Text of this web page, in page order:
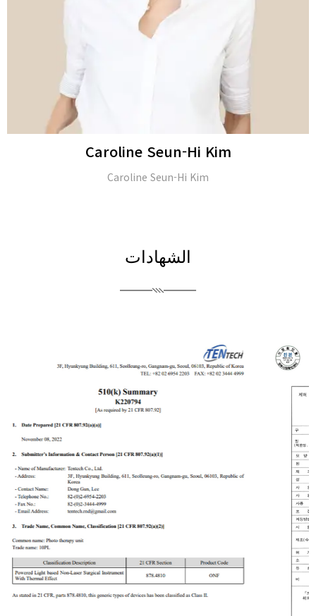
JongSeo Kim
Director of ‘Kim-JongSeo Plastic Surgery Clinic’ in (Seoul,
الشهادات